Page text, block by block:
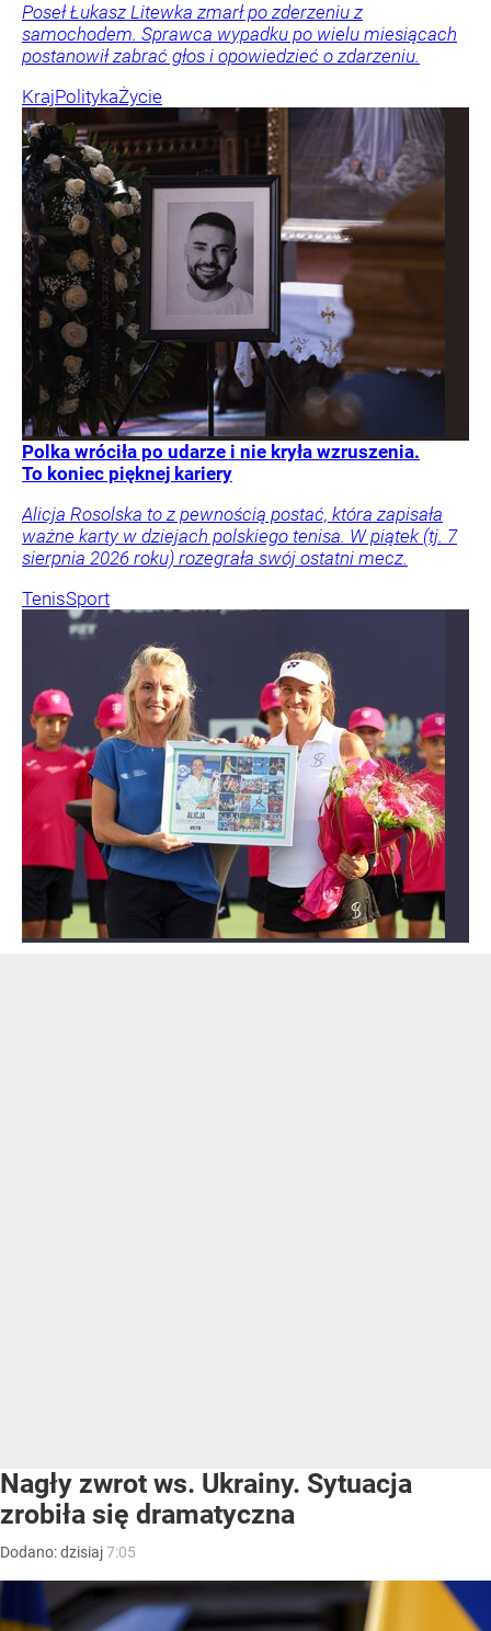
Poseł Łukasz Litewka zmarł po zderzeniu z
samochodem. Sprawca wypadku po wielu miesiącach
postanowił zabrać głos i opowiedzieć o zdarzeniu.
KrajPolitykaŻycie
Polka wróciła po udarze i nie kryła wzruszenia.
To koniec pięknej kariery
Alicja Rosolska to z pewnością postać, która zapisała
ważne karty w dziejach polskiego tenisa. W piątek (tj. 7
sierpnia 2026 roku) rozegrała swój ostatni mecz.
TenisSport
Nagły zwrot ws. Ukrainy. Sytuacja
zrobiła się dramatyczna
Dodano:dzisiaj7:05